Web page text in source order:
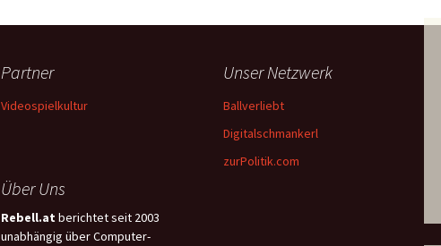
Partner
Videospielkultur
Unser Netzwerk
Ballverliebt
Digitalschmankerl
zurPolitik.com
Über Uns
Rebell.at berichtet seit 2003
unabhängig über Computer-